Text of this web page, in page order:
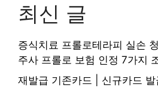
최신 글
증식치료 프롤로테라피 실손
주사 프롤로 보험 인정 7가지
재발급 기존카드 | 신규카드